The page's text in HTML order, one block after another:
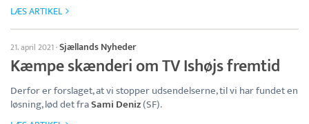
LÆS ARTIKEL
21. april 2021·Sjællands Nyheder
Kæmpe skænderi om TV Ishøjs fremtid
Derfor er forslaget, at vi stopper udsendelserne, til vi har fundet en
løsning, lød det fraSami Deniz(SF).